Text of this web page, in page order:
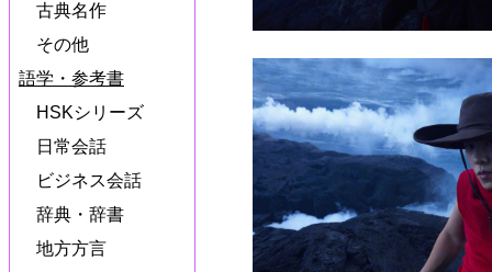
古典名作
その他
語学・参考書
HSKシリーズ
日常会話
ビジネス会話
辞典・辞書
地方方言